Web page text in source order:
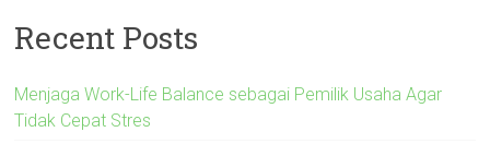
Recent Posts
Menjaga Work-Life Balance sebagai Pemilik Usaha Agar
Tidak Cepat Stres